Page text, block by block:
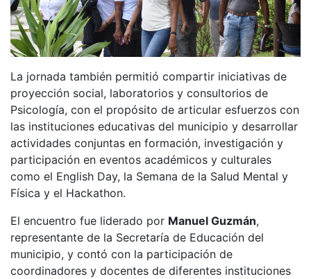
La jornada también permitió compartir iniciativas de
proyección social, laboratorios y consultorios de
Psicología, con el propósito de articular esfuerzos con
las instituciones educativas del municipio y desarrollar
actividades conjuntas en formación, investigación y
participación en eventos académicos y culturales
como el English Day, la Semana de la Salud Mental y
Física y el Hackathon.
El encuentro fue liderado por Manuel Guzmán,
representante de la Secretaría de Educación del
municipio, y contó con la participación de
coordinadores y docentes de diferentes instituciones